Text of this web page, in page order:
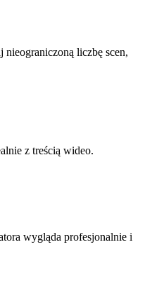
liczbę scen,
z treścią wideo.
wygląda profesjonalnie i